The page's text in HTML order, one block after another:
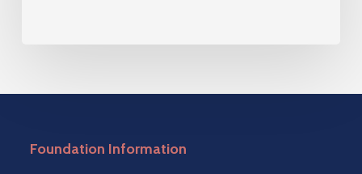
Foundation Information